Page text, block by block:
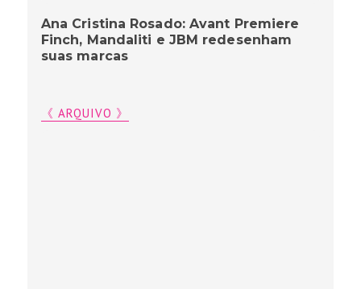
Ana Cristina Rosado: Avant Premiere
Finch, Mandaliti e JBM redesenham
suas marcas
《 ARQUIVO 》